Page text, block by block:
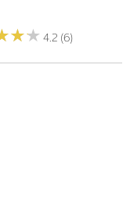
★★
★★ 4.2 (6)